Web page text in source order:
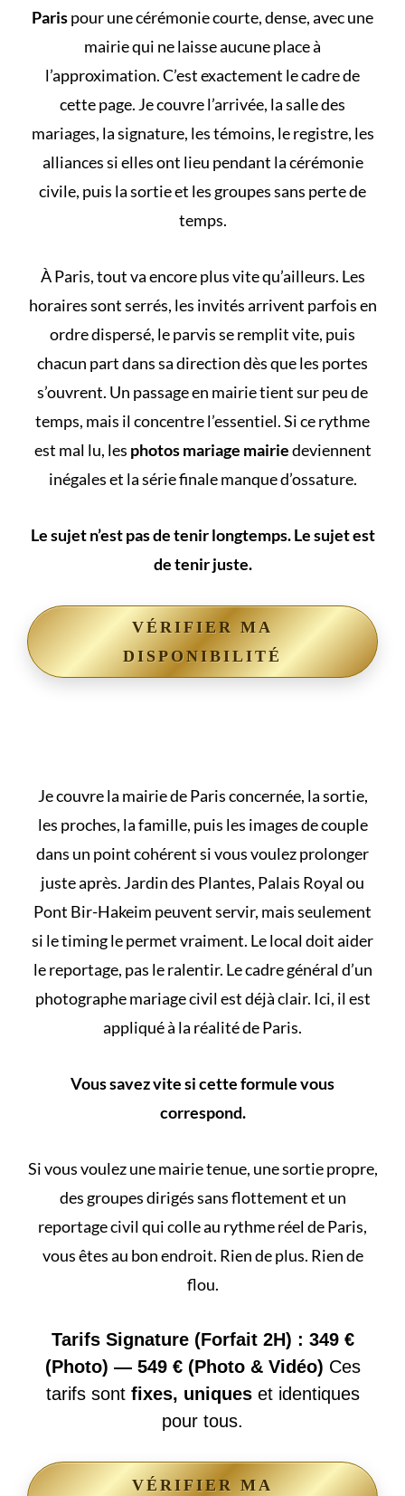
Parispour une cérémonie courte, dense, avec une
mairie qui ne laisse aucune place à
l’approximation. C’est exactement le cadre de
cette page. Je couvre l’arrivée, la salle des
mariages, la signature, les témoins, le registre, les
alliances si elles ont lieu pendant la cérémonie
civile, puis la sortie et les groupes sans perte de
temps.
À Paris, tout va encore plus vite qu’ailleurs. Les
horaires sont serrés, les invités arrivent parfois en
ordre dispersé, le parvis se remplit vite, puis
chacun part dans sa direction dès que les portes
s’ouvrent. Un passage en mairie tient sur peu de
temps, mais il concentre l’essentiel. Si ce rythme
est mal lu, les photos mariage mairiedeviennent
inégales et la série finale manque d’ossature.
Le sujet n’est pas de tenir longtemps. Le sujet est
de tenir juste.
VÉRIFIER MA
DISPONIBILITÉ
Je couvre la mairie de Paris concernée, la sortie,
les proches, la famille, puis les images de couple
dans un point cohérent si vous voulez prolonger
juste après. Jardin des Plantes, Palais Royal ou
Pont Bir-Hakeim peuvent servir, mais seulement
si le timing le permet vraiment. Le local doit aider
le reportage, pas le ralentir. Le cadre général d’un
photographe mariage civilest déjà clair. Ici, il est
appliqué à la réalité de Paris.
Vous savez vite si cette formule vous
correspond.
Si vous voulez une mairie tenue, une sortie propre,
des groupes dirigés sans flottement et un
reportage civil qui colle au rythme réel de Paris,
vous êtes au bon endroit. Rien de plus. Rien de
flou.
Tarifs Signature (Forfait 2H) : 349 €
(Photo) — 549 € (Photo & Vidéo) Ces
tarifs sont fixes, uniqueset identiques
pour tous.
VÉRIFIER MA